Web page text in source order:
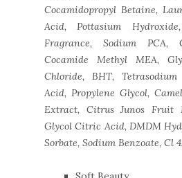
Cocamidopropyl Betaine,
Acid, Pottasium
Fragrance, Sodium PCA,
Cocamide Methyl MEA,
Chloride, BHT,
Acid, Propylene Glycol,
Extract, Citrus Junos Fruit
Glycol Citric Acid, DMDM
Sorbate, Sodium Benzoate, Cl